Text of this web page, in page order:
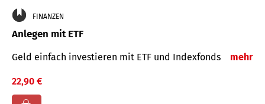
FINANZEN
Anlegen mit ETF
Geld einfach investieren mit ETF und Indexfonds mehr
22,90 €